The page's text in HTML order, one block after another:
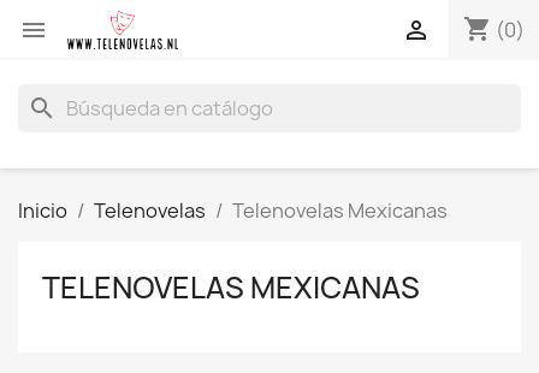
 shopping_cart (0)

search
Inicio Telenovelas Telenovelas Mexicanas
TELENOVELAS MEXICANAS